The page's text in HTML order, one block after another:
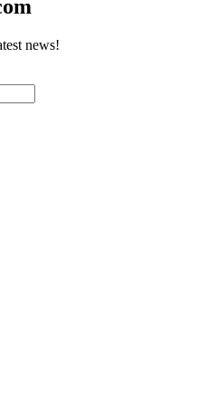
news!